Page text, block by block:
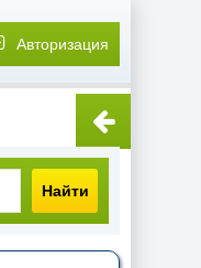
Авторизация
Найти